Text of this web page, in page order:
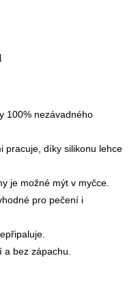
100% nezávadného
pracuje, díky silikonu lehce
je možné mýt v myčce.
pro pečení i
bez zápachu.